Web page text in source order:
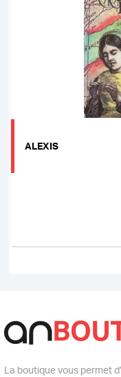
ALEXIS
La boutique vous permet